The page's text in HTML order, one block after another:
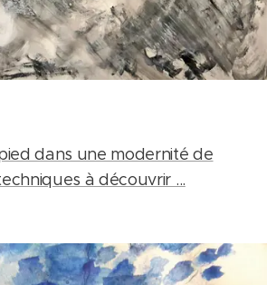
dans une modernité de
à découvrir ...